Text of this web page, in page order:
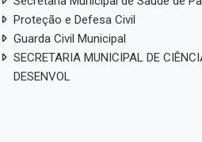
Proteção e Defesa Civil
Guarda Civil Municipal
SECRETARIA MUNICIPAL DE
DESENVOL